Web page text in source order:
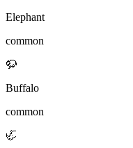
Elephant
common
🦬
Buffalo
common
🦏